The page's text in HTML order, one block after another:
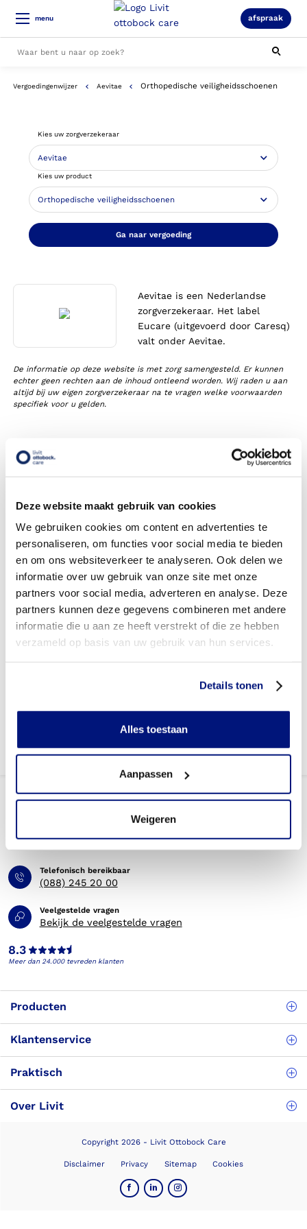
Deze website maakt gebruik van cookies
We gebruiken cookies om content en advertenties te
personaliseren, om functies voor social media te bieden
en om ons websiteverkeer te analyseren. Ook delen we
informatie over uw gebruik van onze site met onze
partners voor social media, adverteren en analyse. Deze
partners kunnen deze gegevens combineren met andere
informatie die u aan ze heeft verstrekt of die ze hebben
verzameld op basis van uw gebruik van hun services.
Details tonen
Alles toestaan
Aanpassen
Weigeren
menu afspraak
Alle resultaten
Vergoedingenwijzer Aevitae Orthopedische veiligheidsschoenen
Kies uw zorgverzekeraar
Kies uw product
Ga naar vergoeding
Aevitae is een Nederlandse
zorgverzekeraar. Het label
Eucare (uitgevoerd door Caresq)
valt onder Aevitae.
De informatie op deze website is met zorg samengesteld. Er kunnen
echter geen rechten aan de inhoud ontleend worden. Wij raden u aan
altijd bij uw eigen zorgverzekeraar na te vragen welke voorwaarden
specifiek voor u gelden.
Vergoedingen van Aevitae bij
Orthopedische
veiligheidsschoenen
veiligheidsschoenen?
Moet ik een eigen bijdrage betalen voor orthopedische
veiligheidsschoenen?
Heb ik een verwijsbrief nodig?
voorschrijven?
Kom ik in aanmerking voor een extra paar schoenen
Telefonisch bereikbaar
(088) 245 20 00
Veelgestelde vragen
Bekijk de veelgestelde vragen
8.3
Meer dan 24.000 tevreden klanten
Producten
Klantenservice
Praktisch
Over Livit
Copyright 2026 - Livit Ottobock Care
Disclaimer Privacy Sitemap Cookies